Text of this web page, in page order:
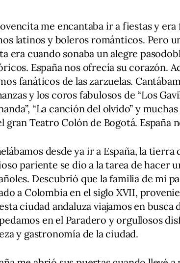
me encantaba ir a fiestas y
latinos y boleros románticos. Pero
era cuando sonaba un alegre
España nos ofrecía su corazón.
fanáticos de las zarzuelas.
y los coros fabulosos de “Los
“La canción del olvido” y
gran Teatro Colón de Bogotá. España
desde ya ir a España, la
pariente se dio a la tarea de hacer
Descubrió que la familia de mi
a Colombia en el siglo XVII,
ciudad andaluza viajamos en busca
en el Paradero y orgullosos
y gastronomía de la ciudad.